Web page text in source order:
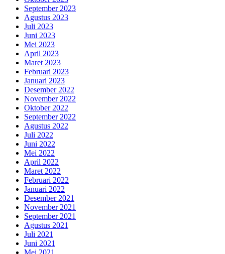
September 2023
Agustus 2023
Juli 2023
Juni 2023
Mei 2023
April 2023
Maret 2023
Februari 2023
Januari 2023
Desember 2022
November 2022
Oktober 2022
September 2022
Agustus 2022
Juli 2022
Juni 2022
Mei 2022
April 2022
Maret 2022
Februari 2022
Januari 2022
Desember 2021
November 2021
September 2021
Agustus 2021
Juli 2021
Juni 2021